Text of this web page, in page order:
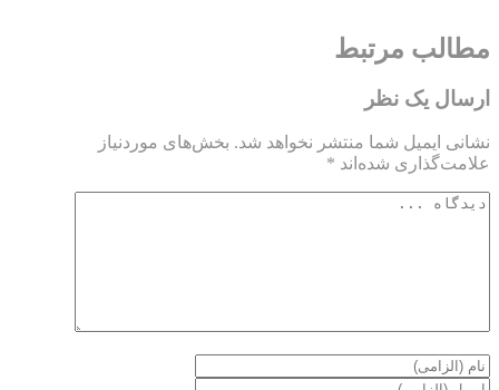
مطالب مرتبط
ارسال یک نظر
نشانی ایمیل شما منتشر نخواهد شد. بخش‌های موردنیاز
علامت‌گذاری شده‌اند *